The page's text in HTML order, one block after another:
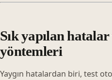
Sık yapılan
yöntemleri
Yaygın hatalardan biri, test